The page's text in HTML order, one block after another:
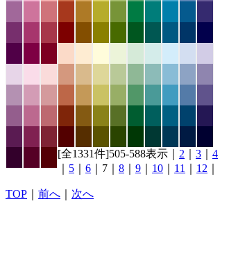
[全1331件]505-588表示｜ 2 3
4
5 6 ｜7｜ 8 9 10 11 12
TOP 前へ 次へ